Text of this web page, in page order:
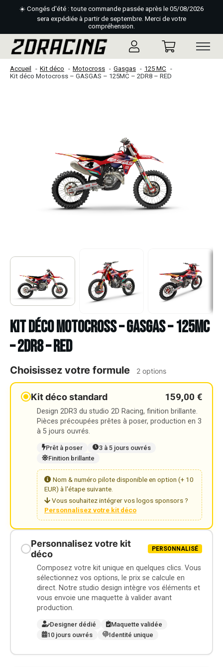
☀️ Congés d'été : toute commande passée après le 05/08/2026
sera expédiée à partir de septembre. Merci de votre
compréhension.
Accueil Kit déco Motocross Gasgas
125 MC
Kit déco Motocross – GASGAS – 125MC – 2DR8 – RED
Kit déco Motocross – GASGAS – 125MC
– 2DR8 – RED
Choisissez votre formule 2 options
Kit déco standard 159,00 €
Design 2DR3 du studio 2D Racing, finition brillante.
Pièces précoupées prêtes à poser, production en 3
à 5 jours ouvrés.
Prêt à poser
3 à 5 jours ouvrés
Finition brillante
Nom & numéro pilote disponible en option (+ 10
EUR) à l'étape suivante.
Vous souhaitez intégrer vos logos sponsors ?
Personnalisez votre kit déco
Personnalisez votre kit
déco
PERSONNALISÉ
Composez votre kit unique en quelques clics. Vous
sélectionnez vos options, le prix se calcule en
direct. Notre studio design intègre vos éléments et
vous envoie une maquette à valider avant
production.
Designer dédié
Maquette validée
10 jours ouvrés
Identité unique